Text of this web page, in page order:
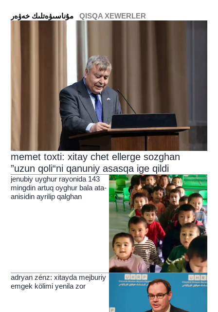
QISQA XEWERLER
memet toxti: xitay chet ellerge sozghan
”uzun qoli“ni qanuniy asasqa ige qildi
jenubiy uyghur rayonida 143
mingdin artuq oyghur bala ata-
anisidin ayrilip qalghan
adryan zénz: xitayda mejburiy
emgek kölimi yenila zor